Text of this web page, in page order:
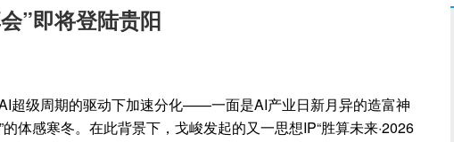
”即将登陆贵阳
超级周期的驱动下加速分化——一面是AI产业日新月异的造富神
体感寒冬。在此背景下，戈峻发起的又一思想IP“胜算未来·2026